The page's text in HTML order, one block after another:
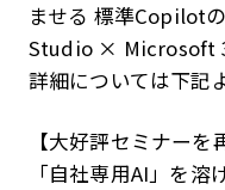
ませる 標準Copilot
Studio × Microsoft
詳細については下記
【大好評セミナー
「自社専用AI」を